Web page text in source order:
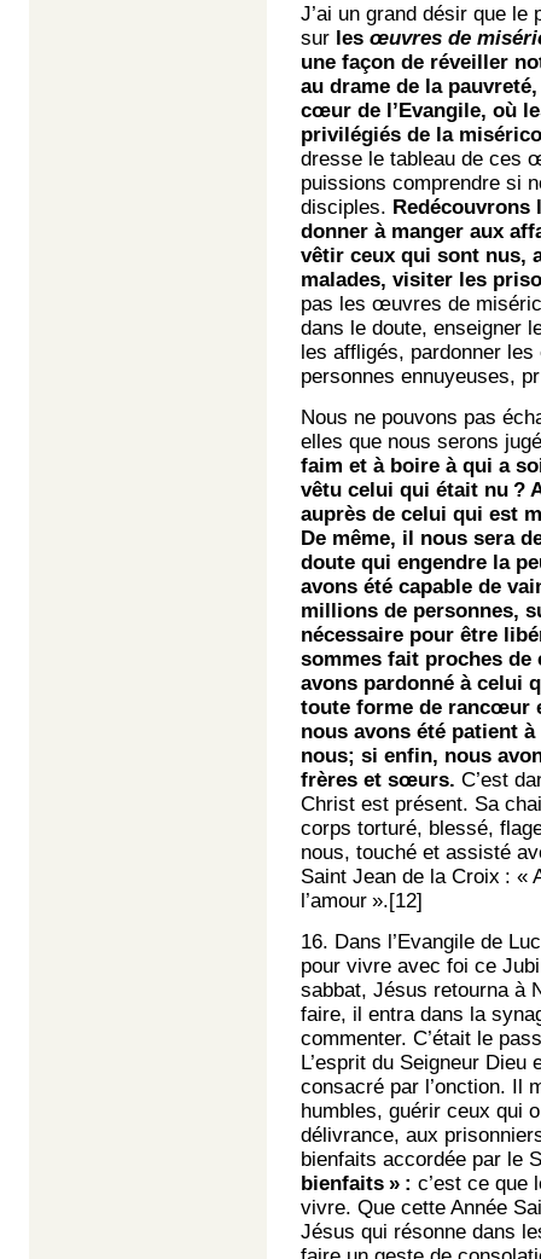
J’ai un grand désir que
sur les œuvres de
une façon de réveiller
au drame de la
cœur de l’Evangile, où
privilégiés de la
dresse le tableau de ces
puissions comprendre si
disciples.
donner à manger aux
vêtir ceux qui sont nus,
malades, visiter les
pas les œuvres de
dans le doute, enseigner
les affligés, pardonner
personnes ennuyeuses,
Nous ne pouvons pas
elles que nous serons
faim et à boire à qui a
vêtu celui qui était nu ?
auprès de celui qui est
De même, il nous sera
doute qui engendre la
avons été capable de
millions de personnes,
nécessaire pour être
sommes fait proches
avons pardonné à celui
toute forme de rancœur
nous avons été patient
nous; si enfin, nous
frères et sœurs. C’est
Christ est présent. Sa
corps torturé, blessé,
nous, touché et assisté
Saint Jean de la Croix : «
l’amour ».[12]
16. Dans l’Evangile de
pour vivre avec foi ce
sabbat, Jésus retourna à
faire, il entra dans la
commenter. C’était le
L’esprit du Seigneur Dieu
consacré par l’onction. Il
humbles, guérir ceux qui
délivrance, aux
bienfaits accordée par le
bienfaits » : c’est ce que
vivre. Que cette Année
Jésus qui résonne dans